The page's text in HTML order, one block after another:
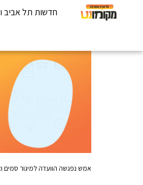
חדשות תל אביב
אמש נפגשה הוועדה למיגור סמים